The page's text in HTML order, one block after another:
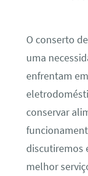
O conserto
uma
enfrentam
conservar
discutiremos
melhor